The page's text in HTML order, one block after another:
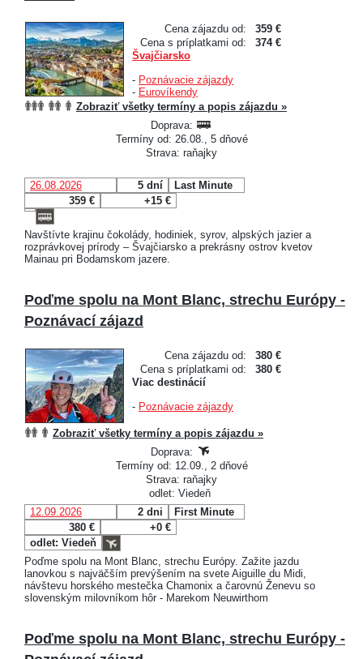
Cena zájazdu od:
359 €
Cena s príplatkami od:
374 €
Švajčiarsko
- Poznávacie zájazdy
- Eurovíkendy
Zobraziť všetky termíny a popis zájazdu »
Doprava:
Termíny od: 26.08., 5 dňové
Strava: raňajky
26.08.2026 5 dní
Last Minute
359 €
+15 €
Navštívte krajinu čokolády, hodiniek, syrov, alpských jazier a
rozprávkovej prírody – Švajčiarsko a prekrásny ostrov kvetov
Mainau pri Bodamskom jazere.
Poďme spolu na Mont Blanc, strechu Európy -
Poznávací zájazd
Cena zájazdu od:
380 €
Cena s príplatkami od:
380 €
Viac destinácií
- Poznávacie zájazdy
Zobraziť všetky termíny a popis zájazdu »
Doprava:
Termíny od: 12.09., 2 dňové
Strava: raňajky
odlet: Viedeň
12.09.2026
2 dni
First Minute
380 €
+0 €
odlet: Viedeň
Poďme spolu na Mont Blanc, strechu Európy. Zažite jazdu
lanovkou s najväčším prevýšením na svete Aiguille du Midi,
návštevu horského mestečka Chamonix a čarovnú Ženevu so
slovenským milovníkom hôr - Marekom Neuwirthom
Poďme spolu na Mont Blanc, strechu Európy -